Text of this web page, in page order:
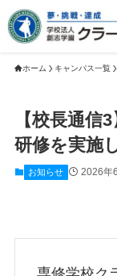
ホーム キャンパス一覧
【校長通信
研修を実施
お知らせ 2026年